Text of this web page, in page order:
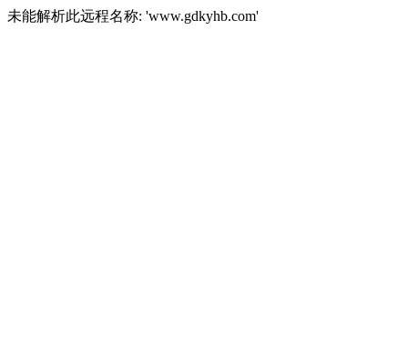
未能解析此远程名称: 'www.gdkyhb.com'